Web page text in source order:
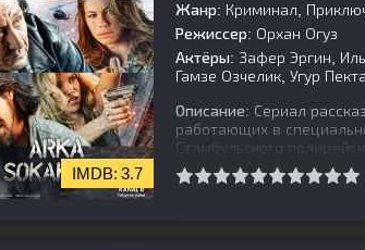
3.7
Жанр: Криминал,
Режиссер: Орхан Огуз
Актёры: Зафер Эргин,
Гамзе Озчелик, Угур
Описание: Сериал
работающих в
Стамбульского